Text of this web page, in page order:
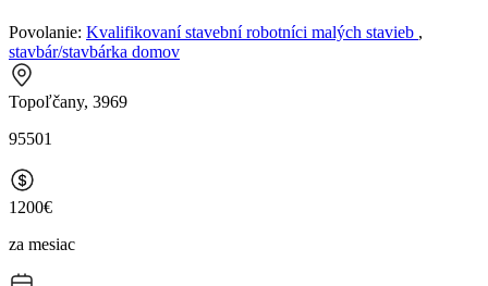
Povolanie: Kvalifikovaní stavební robotníci malých stavieb ,
stavbár/stavbárka domov
Topoľčany, 3969
95501
1200€
za mesiac